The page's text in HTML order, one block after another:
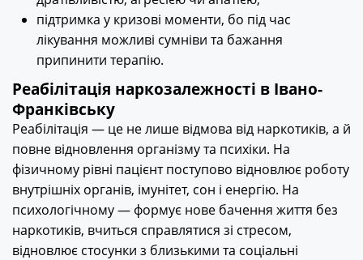
підтримка у кризові моменти, бо під час
лікування можливі сумніви та бажання
припинити терапію.
Реабілітація наркозалежності в Івано-
Франківську
Реабілітація — це не лише відмова від наркотиків, а й
повне відновлення організму та психіки. На
фізичному рівні пацієнт поступово відновлює роботу
внутрішніх органів, імунітет, сон і енергію. На
психологічному — формує нове бачення життя без
наркотиків, вчиться справлятися зі стресом,
відновлює стосунки з близькими та соціальні